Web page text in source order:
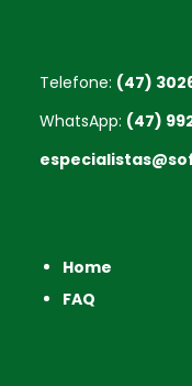
Telefone: (47)
WhatsApp: (47)
Home
FAQ